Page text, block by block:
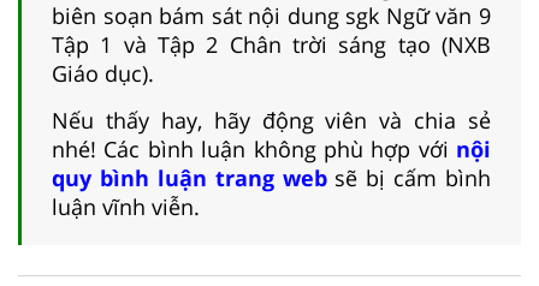
biên soạn bám sát nội dung sgk Ngữ văn 9
Tập 1 và Tập 2 Chân trời sáng tạo (NXB
Giáo dục).
Nếu thấy hay, hãy động viên và chia sẻ
nhé! Các bình luận không phù hợp với nội
quy bình luận trang websẽ bị cấm bình
luận vĩnh viễn.